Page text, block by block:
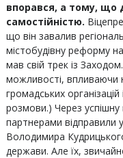
впорався, а тому, що
самостійністю.
що він завалив
містобудівну реформу
мав свій трек із
можливості, впливаючи
громадських
розмови.) Через
партнерами відправили
Володимира
держави. Але їх,